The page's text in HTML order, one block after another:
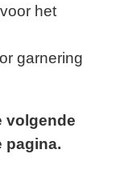
het
garnering
volgende
pagina.